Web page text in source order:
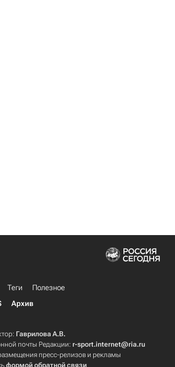
Теги
Полезное
Архив
Гаврилова А.В.
почты Редакции: r-sport.internet@ria.ru
пресс-релизов и рекламы
формой обратной связи